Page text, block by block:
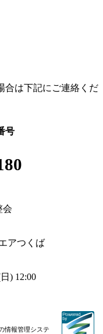
合は下記にご連絡くだ
号
会
アつくば
) 12:00
情報管理システ